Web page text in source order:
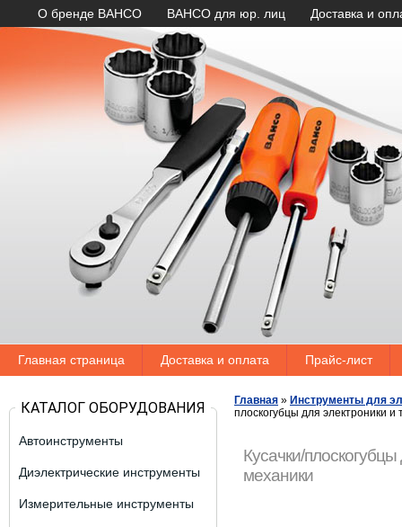
О бренде BAHCO BAHCO для юр. лиц Доставка и
Главная страница Доставка и оплата Прайс-лист
КАТАЛОГ ОБОРУДОВАНИЯ
Автоинструменты
Диэлектрические инструменты
Измерительные инструменты
Главная » Инструменты для
плоскогубцы для электроники и
Кусачки/
механики